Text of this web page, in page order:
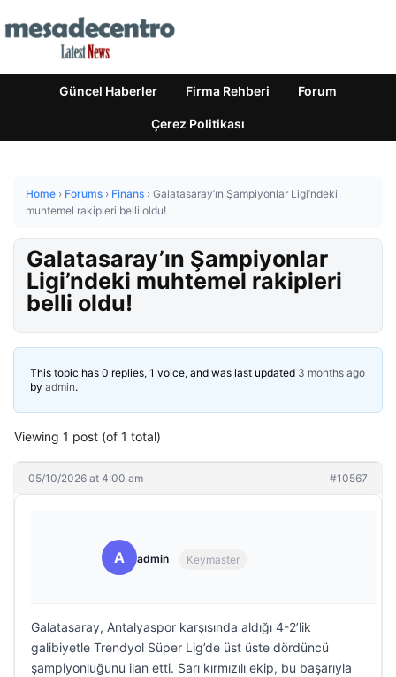
Güncel Haberler Firma Rehberi Forum
Çerez Politikası
Home › Forums › Finans › Galatasaray’ın Şampiyonlar Ligi’ndeki
muhtemel rakipleri belli oldu!
Galatasaray’ın Şampiyonlar
Ligi’ndeki muhtemel rakipleri
belli oldu!
This topic has 0 replies, 1 voice, and was last updated 3 months ago
by admin.
Viewing 1 post (of 1 total)
05/10/2026 at 4:00 am #10567
A admin Keymaster
Galatasaray, Antalyaspor karşısında aldığı 4-2’lik
galibiyetle Trendyol Süper Lig’de üst üste dördüncü
şampiyonluğunu ilan etti. Sarı kırmızılı ekip, bu başarıyla